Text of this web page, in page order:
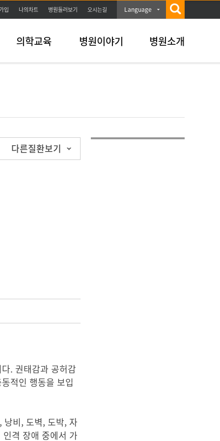
입 나의차트 병원둘러보기 오시는길 Language
의학교육 병원이야기 병원소개
다른질환보기
. 권태감과 공허감
적인 행동을 보입
낭비, 도벽, 도박, 자
격 장애 중에서 가